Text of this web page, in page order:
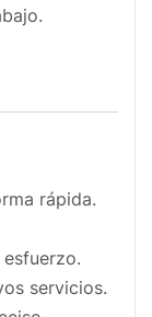
rápida.
servicios.